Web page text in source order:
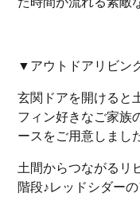
▼アウトドアリビン
玄関ドアを開けると
フィン好きなご家族
ースをご用意しまし
土間からつながるリ
階段♪レッドシダー